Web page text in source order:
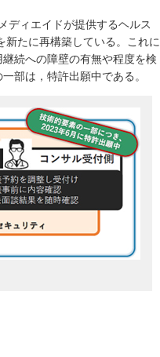
ディエイドが提供するヘルス
新たに再構築している。これに
続への障壁の有無や程度を検
部は，特許出願中である。